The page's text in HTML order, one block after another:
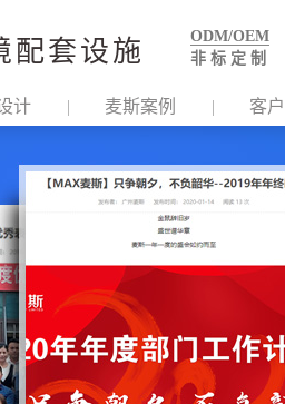
配套设施
ODM/OEM
非 标 定 制
计 麦斯案例 客